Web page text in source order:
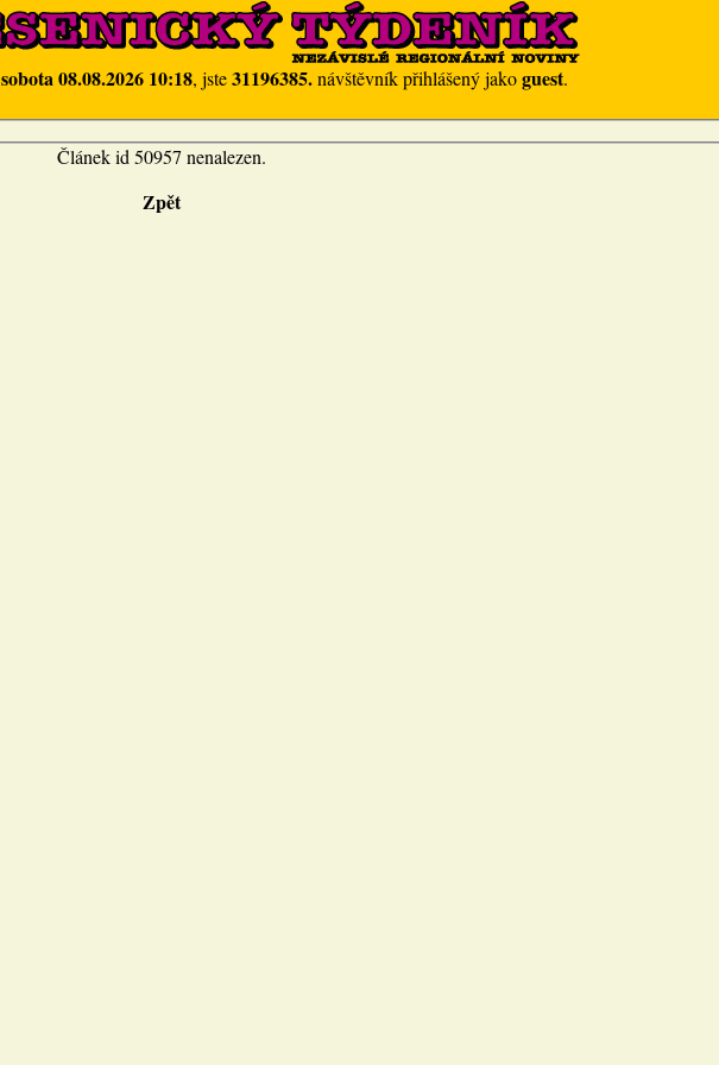
sobota 08.08.2026 10:18, jste31196385.návštěvník přihlášený jakoguest.
Článek id 50957 nenalezen.
Zpět